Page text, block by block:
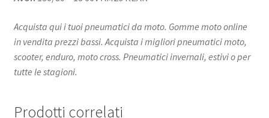
Acquista qui i tuoi pneumatici da moto. Gomme moto online
in vendita prezzi bassi. Acquista i migliori pneumatici moto,
scooter, enduro, moto cross. Pneumatici invernali, estivi o per
tutte le stagioni.
Prodotti correlati